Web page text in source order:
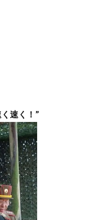
速く！”